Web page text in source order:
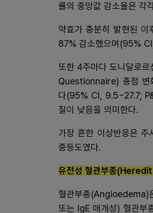
률의 중앙값 감소율은
약효가 충분히 발현된
87% 감소했으며(95%
또한 4주마다 도니달로
Questionnaire) 총점 변
다(95% CI, 9.5~27.7;
질이 낮음을 의미한다.
가장 흔한 이상반응은 주
중등도였다.
유전성 혈관부종
혈관부종(Angioedema)
또는 IgE 매개성) 혈관부